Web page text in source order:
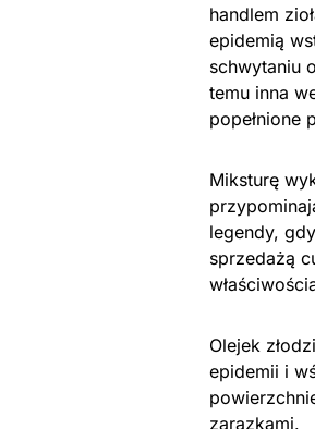
handlem
epidemią
schwytaniu
temu inna
popełnione
Miksturę
legendy, gdy
sprzedażą
Olejek
epidemii i
zarazkami.